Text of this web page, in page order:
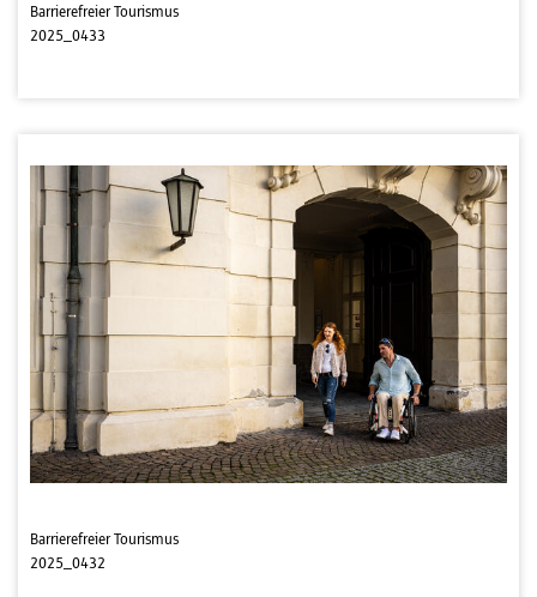
Barrierefreier Tourismus
2025_0433
Barrierefreier Tourismus
2025_0432